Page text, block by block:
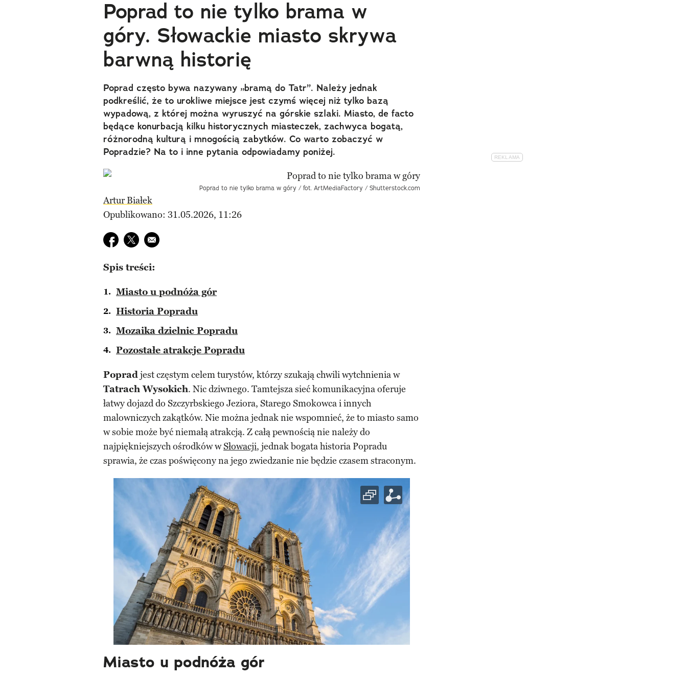
Poprad to nie tylko brama w
góry. Słowackie miasto skrywa
barwną historię
Poprad często bywa nazywany „bramą do Tatr”. Należy jednak
podkreślić, że to urokliwe miejsce jest czymś więcej niż tylko bazą
wypadową, z której można wyruszyć na górskie szlaki. Miasto, de facto
będące konurbacją kilku historycznych miasteczek, zachwyca bogatą,
różnorodną kulturą i mnogością zabytków. Co warto zobaczyć w
Popradzie? Na to i inne pytania odpowiadamy poniżej.
Poprad to nie tylko brama w góry / fot. ArtMediaFactory / Shutterstock.com
Artur Białek
Opublikowano: 31.05.2026, 11:26
Udostępnij na facebook
Udostępnij na twitter
E-mail do przyjaciela
Spis treści:
Miasto u podnóża gór
Historia Popradu
Mozaika dzielnic Popradu
Pozostałe atrakcje Popradu
Popradjest częstym celem turystów, którzy szukają chwili wytchnienia w
Tatrach Wysokich. Nic dziwnego. Tamtejsza sieć komunikacyjna oferuje
łatwy dojazd do Szczyrbskiego Jeziora, Starego Smokowca i innych
malowniczych zakątków. Nie można jednak nie wspomnieć, że to miasto samo
w sobie może być niemałą atrakcją. Z całą pewnością nie należy do
najpiękniejszych ośrodków wSłowacji, jednak bogata historia Popradu
sprawia, że czas poświęcony na jego zwiedzanie nie będzie czasem straconym.
Miasto u podnóża gór